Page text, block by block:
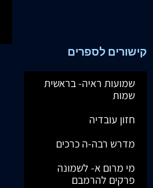
קישורים לספרים
שמועות ראיה- בראשית
שמות
חזון עובדיה
מדרש רבה-ה כרכים
מי מרום א- לשמונה
פרקים להרמבם